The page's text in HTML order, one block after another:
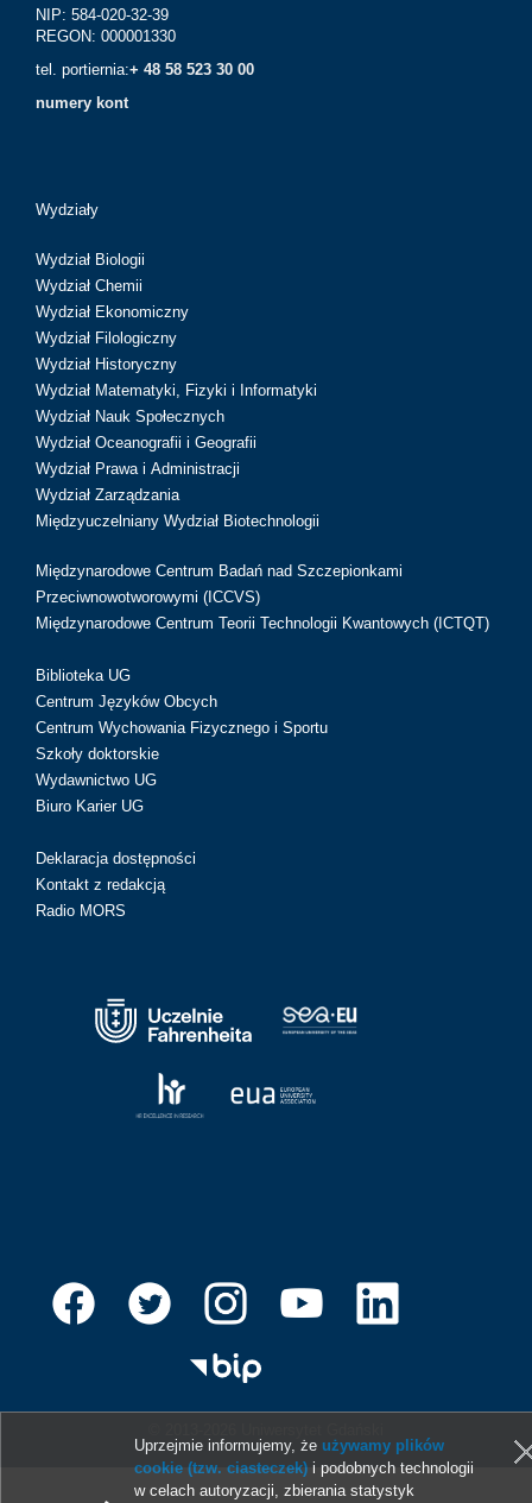
NIP: 584-020-32-39
REGON: 000001330
tel. portiernia:+ 48 58 523 30 00
numery kont
Wydziały
Wydział Biologii
Wydział Chemii
Wydział Ekonomiczny
Wydział Filologiczny
Wydział Historyczny
Wydział Matematyki, Fizyki i Informatyki
Wydział Nauk Społecznych
Wydział Oceanografii i Geografii
Wydział Prawa i Administracji
Wydział Zarządzania
Międzyuczelniany Wydział Biotechnologii
Międzynarodowe Centrum Badań nad Szczepionkami
Przeciwnowotworowymi (ICCVS)
Międzynarodowe Centrum Teorii Technologii Kwantowych (ICTQT)
Biblioteka UG
Centrum Języków Obcych
Centrum Wychowania Fizycznego i Sportu
Szkoły doktorskie
Wydawnictwo UG
Biuro Karier UG
Deklaracja dostępności
Kontakt z redakcją
Radio MORS
Uprzejmie informujemy, że używamy plików
cookie (tzw. ciasteczek) i podobnych technologii
w celach autoryzacji, zbierania statystyk